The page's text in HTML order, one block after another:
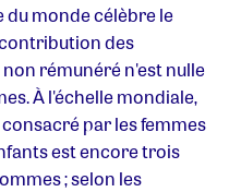
monde célèbre le
contribution des
rémunéré n'est nulle
À l'échelle mondiale,
par les femmes
est encore trois
; selon les